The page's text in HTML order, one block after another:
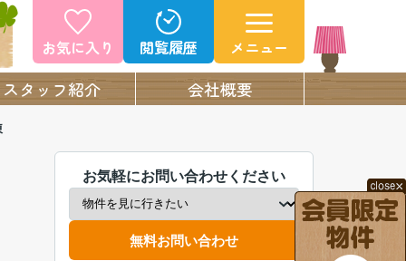
お気に入り 閲覧履歴 メニュー
スタッフ紹介 会社概要
お気軽にお問い合わせください
無料お問い合わせ